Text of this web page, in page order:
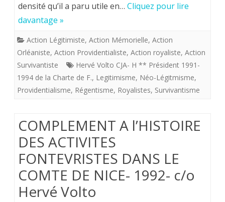
pavillon
densité qu’il a paru utile en… Cliquez pour lire
davantage »
Action Légitimiste, Action Mémorielle, Action
Orléaniste, Action Providentialiste, Action royaliste, Action
Survivantiste
Hervé Volto CJA- H ** Président 1991-
1994 de la Charte de F., Legitimisme, Néo-Légitmisme,
Providentialisme, Régentisme, Royalistes, Survivantisme
COMPLEMENT A l’HISTOIRE
DES ACTIVITES
FONTEVRISTES DANS LE
COMTE DE NICE- 1992- c/o
Hervé Volto